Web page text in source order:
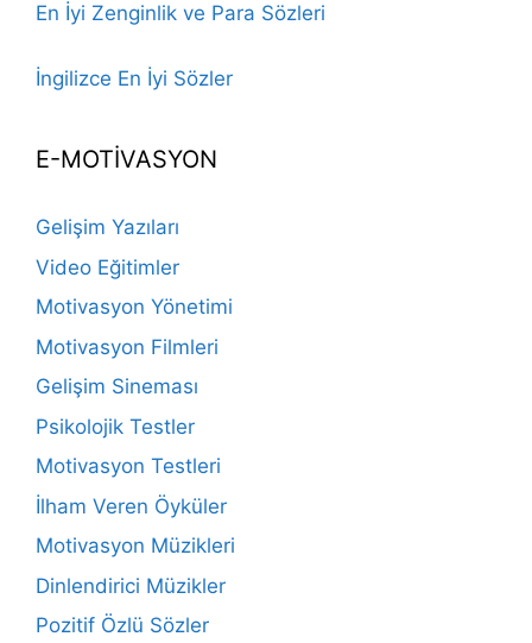
En İyi Zenginlik ve Para Sözleri
İngilizce En İyi Sözler
E-MOTİVASYON
Gelişim Yazıları
Video Eğitimler
Motivasyon Yönetimi
Motivasyon Filmleri
Gelişim Sineması
Psikolojik Testler
Motivasyon Testleri
İlham Veren Öyküler
Motivasyon Müzikleri
Dinlendirici Müzikler
Pozitif Özlü Sözler